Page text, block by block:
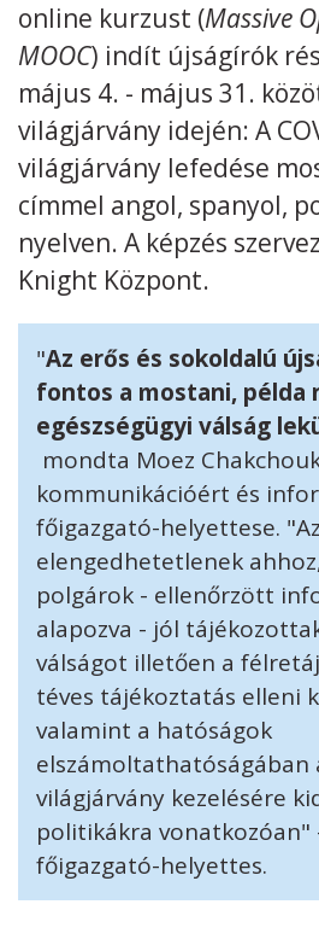
RSS
online kurzust (Massive
MOOC) indít újságírók
május 4. - május 31.
világjárvány idején: A
világjárvány lefedése
címmel angol, spanyol,
nyelven. A képzés
Knight Központ.
"Az erős és sokoldalú
fontos a mostani, példa
egészségügyi válság
mondta Moez
kommunikációért és
főigazgató-helyettese.
elengedhetetlenek
polgárok - ellenőrzött
alapozva - jól
válságot illetően a
téves tájékoztatás elleni
valamint a hatóságok
elszámoltathatóságában
világjárvány kezelésére
politikákra vonatkozóan"
főigazgató-helyettes.